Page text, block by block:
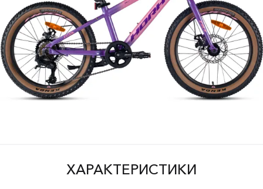
ХАРАКТЕРИСТИКИ